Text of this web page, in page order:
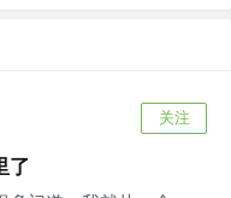
关注
了